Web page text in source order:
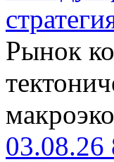
Рынок
03.08.26